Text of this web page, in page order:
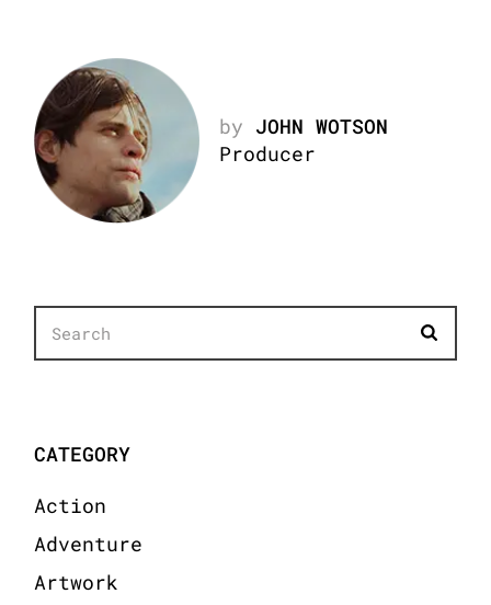
by JOHN WOTSON
Producer
CATEGORY
Action
Adventure
Artwork